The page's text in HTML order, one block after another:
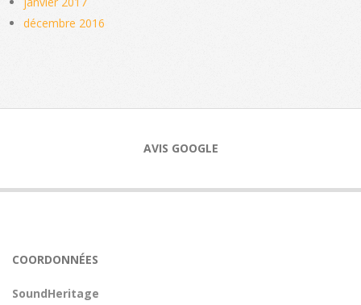
décembre 2016
AVIS GOOGLE
COORDONNÉES
SoundHeritage